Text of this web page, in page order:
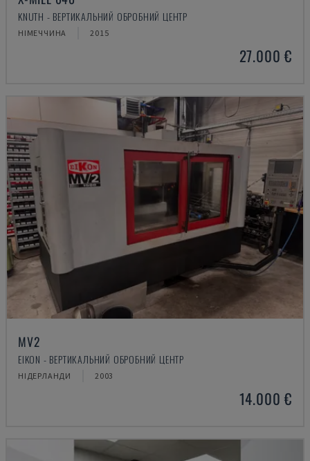
KNUTH - ВЕРТИКАЛЬНИЙ ОБРОБНИЙ ЦЕНТР
НІМЕЧЧИНА 2015
27.000 €
MV2
EIKON - ВЕРТИКАЛЬНИЙ ОБРОБНИЙ ЦЕНТР
НІДЕРЛАНДИ 2003
14.000 €